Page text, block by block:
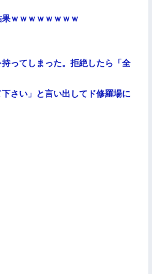
ｗｗｗｗｗｗｗｗ
ってしまった。拒絶したら「全
さい」と言い出してド修羅場に